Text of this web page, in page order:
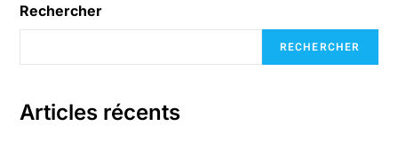
Rechercher
RECHERCHER
Articles récents